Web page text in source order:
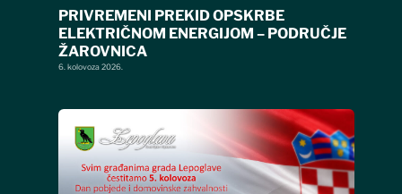
PRIVREMENI PREKID OPSKRBE
ELEKTRIČNOM ENERGIJOM – PODRUČJE
ŽAROVNICA
6. kolovoza 2026.